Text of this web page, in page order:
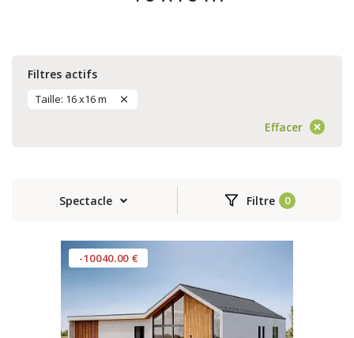
Filtres actifs
Taille: 16 x16 m
Effacer
Spectacle Filtre
-10040.00 €